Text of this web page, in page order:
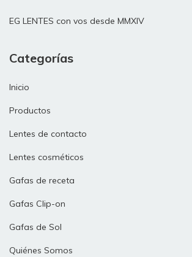
EG LENTES con vos desde MMXIV
Categorías
Inicio
Productos
Lentes de contacto
Lentes cosméticos
Gafas de receta
Gafas Clip-on
Gafas de Sol
Quiénes Somos